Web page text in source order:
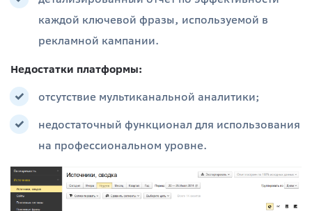
каждой ключевой фразы, используемой в
рекламной кампании.
Недостатки платформы:
отсутствие мультиканальной аналитики;
недостаточный функционал для использования
на профессиональном уровне.